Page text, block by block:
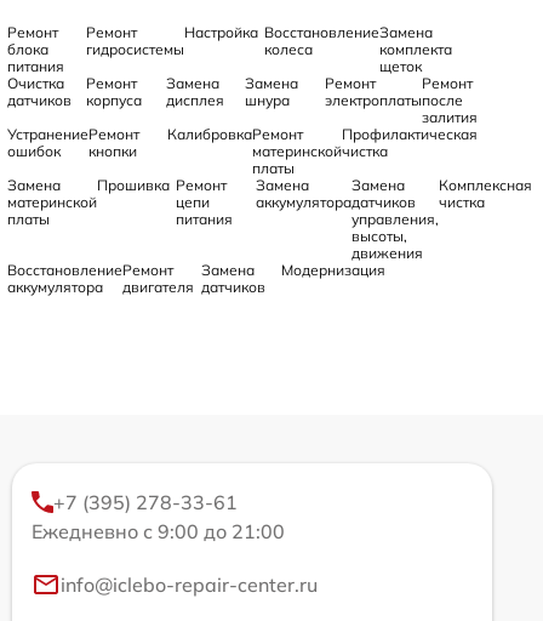
Ремонт
блока
питания
Ремонт
гидросистемы
Настройка Восстановление
колеса
Замена
комплекта
щеток
Очистка
датчиков
Ремонт
корпуса
Замена
дисплея
Замена
шнура
Ремонт
электроплаты
Ремонт
после
залития
Устранение
ошибок
Ремонт
кнопки
КалибровкаРемонт
материнской
платы
Профилактическая
чистка
Замена
материнской
платы
Прошивка Ремонт
цепи
питания
Замена
аккумулятора
Замена
датчиков
управления,
высоты,
движения
Комплексная
чистка
Восстановление
аккумулятора
Ремонт
двигателя
Замена
датчиков
Модернизация
+7 (395) 278-33-61
Ежедневно с 9:00 до 21:00
info@iclebo-repair-center.ru